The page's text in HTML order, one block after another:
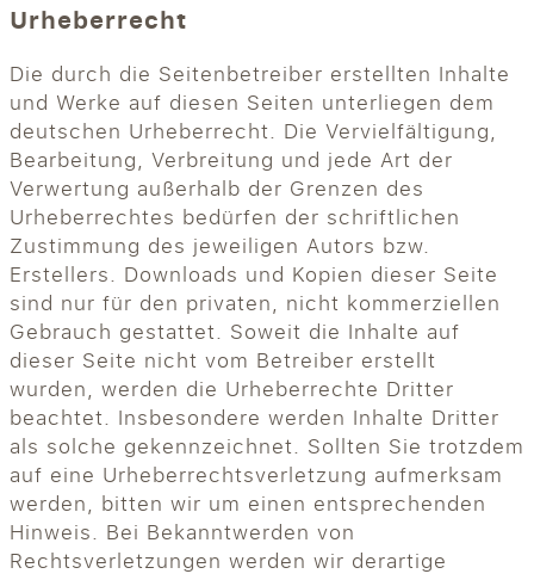
Urheberrecht
Die durch die Seitenbetreiber erstellten Inhalte
und Werke auf diesen Seiten unterliegen dem
deutschen Urheberrecht. Die Vervielfältigung,
Bearbeitung, Verbreitung und jede Art der
Verwertung außerhalb der Grenzen des
Urheberrechtes bedürfen der schriftlichen
Zustimmung des jeweiligen Autors bzw.
Erstellers. Downloads und Kopien dieser Seite
sind nur für den privaten, nicht kommerziellen
Gebrauch gestattet. Soweit die Inhalte auf
dieser Seite nicht vom Betreiber erstellt
wurden, werden die Urheberrechte Dritter
beachtet. Insbesondere werden Inhalte Dritter
als solche gekennzeichnet. Sollten Sie trotzdem
auf eine Urheberrechtsverletzung aufmerksam
werden, bitten wir um einen entsprechenden
Hinweis. Bei Bekanntwerden von
Rechtsverletzungen werden wir derartige